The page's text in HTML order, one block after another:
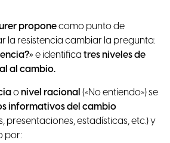
proponecomo punto de
la resistencia cambiar la pregunta:
e identifica tres niveles de
al cambio.
onivel racional («No entiendo») se
informativos del cambio
presentaciones, estadísticas, etc.) y
por: